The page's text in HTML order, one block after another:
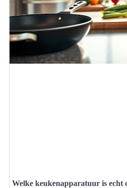
Welke keukenapparatuur is echt